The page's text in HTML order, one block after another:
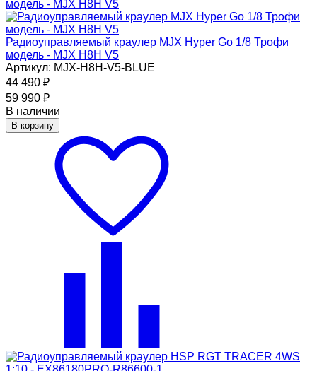
Радиоуправляемый краулер MJX Hyper Go 1/8 Трофи
модель - MJX H8H V5
Артикул: MJX-H8H-V5-BLUE
44 490 ₽
59 990 ₽
В наличии
В корзину